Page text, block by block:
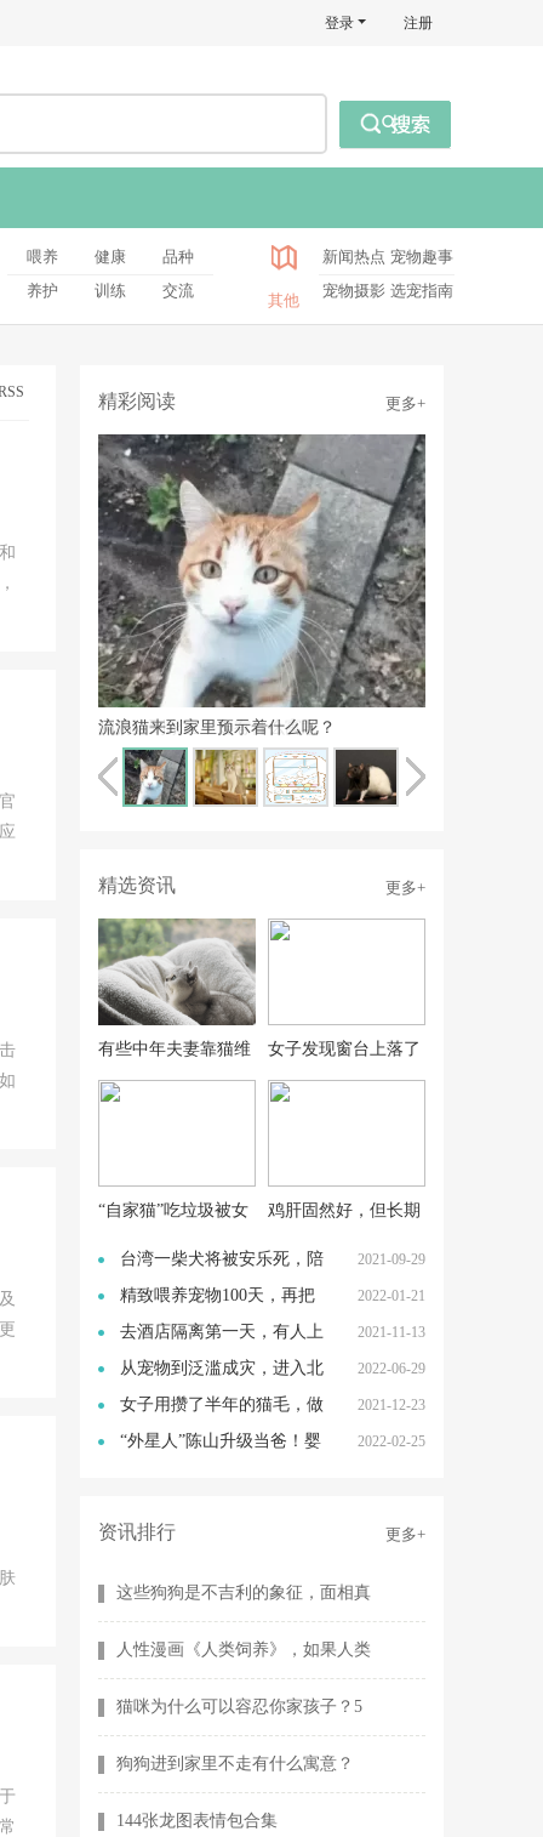
登录 注册
喂养 健康
品种
养护
训练 交流
其他
新闻热点 宠物趣事
宠物摄影 选宠指南
精彩阅读 更多+
流浪猫来到家里预示着什么呢？
精选资讯 更多+
有些中年夫妻靠猫维
系友谊
女子发现窗台上落了
只鸽子，鸽子主人说
“自家猫”吃垃圾被女
子拎脖带回，回家后
鸡肝固然好，但长期
喂猫咪吃肝脏会怎
样？
台湾一柴犬将被安乐死，陪
伴主人16年，主人
2021-09-29
精致喂养宠物100天，再把
它杀死、煎烤、吃
2022-01-21
去酒店隔离第一天，有人上
门“处理”了我的
2021-11-13
从宠物到泛滥成灾，进入北
美的金鱼有多不讲
2022-06-29
女子用攒了半年的猫毛，做
了4双小拖鞋：这
2021-12-23
“外星人”陈山升级当爸！婴
2022-02-25
资讯排行 更多+
这些狗狗是不吉利的象征，面相真
人性漫画《人类饲养》，如果人类
猫咪为什么可以容忍你家孩子？5
狗狗进到家里不走有什么寓意？
144张龙图表情包合集